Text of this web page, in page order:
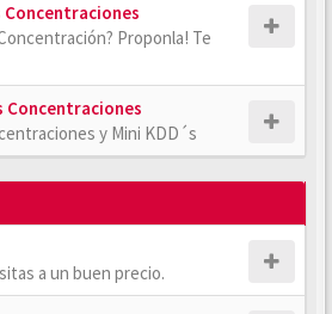
Proponla! Te
Concentraciones
y Mini KDD´s
a un buen precio.